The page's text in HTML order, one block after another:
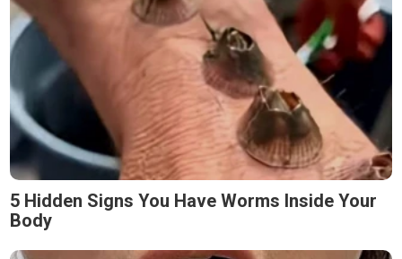
5 Hidden Signs You Have Worms Inside Your
Body